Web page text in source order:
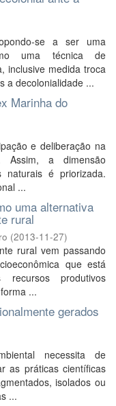
se a ser uma
uma técnica de
inclusive medida troca
a decolonialidade ...
Marinha do
e deliberação na
Assim, a dimensão
naturais é priorizada.
...
uma alternativa
rural
(2013-11-27)
rural vem passando
que está
recursos produtivos
...
gerados
necessita de
as práticas científicas
isolados ou
...